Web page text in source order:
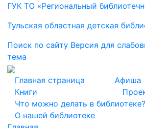
ГУК ТО «Региональный
Тульская областная детская
Поиск по сайту Версия для
тема
Главная страница Афиша
Книги
Что можно делать в библиотеке?
О нашей библиотеке